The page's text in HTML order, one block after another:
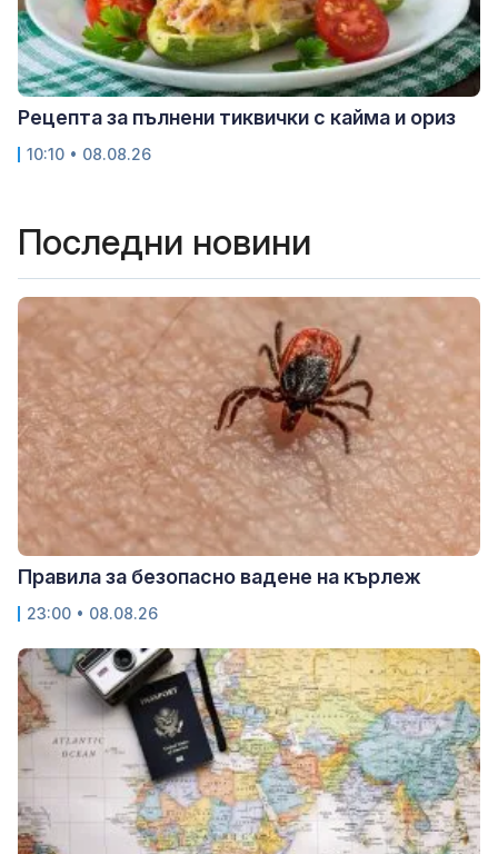
Рецепта за пълнени тиквички с кайма и ориз
10:10 • 08.08.26
Последни новини
Правила за безопасно вадене на кърлеж
23:00 • 08.08.26